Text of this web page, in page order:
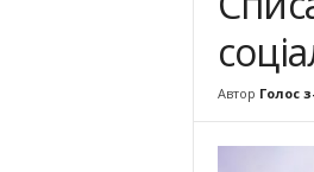
Автор Голос